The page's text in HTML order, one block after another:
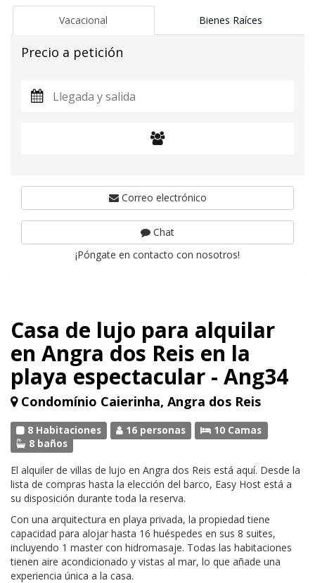
Casa de lujo para alquilar
en Angra dos Reis en la
playa espectacular - Ang34
Condomínio Caierinha, Angra dos Reis
8 Habitaciones 16 personas
10 Camas
8 baños
El alquiler de villas de lujo en Angra dos Reis está aquí. Desde la
lista de compras hasta la elección del barco, Easy Host está a
su disposición durante toda la reserva.
Con una arquitectura en playa privada, la propiedad tiene
capacidad para alojar hasta 16 huéspedes en sus 8 suites,
incluyendo 1 master con hidromasaje. Todas las habitaciones
tienen aire acondicionado y vistas al mar, lo que añade una
experiencia única a la casa.
Vacacional Bienes Raíces
Precio a petición
Correo electrónico
Chat
¡Póngate en contacto con nosotros!